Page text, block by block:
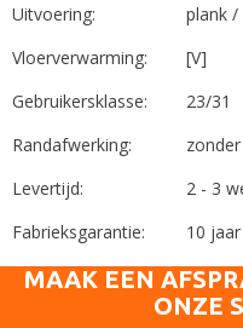
Uitvoering:
plank
Vloerverwarming:
[V]
Gebruikersklasse:
23/31
Randafwerking:
Levertijd:
2 - 3
Fabrieksgarantie:
10 jaar
MAAK EEN
ONZE